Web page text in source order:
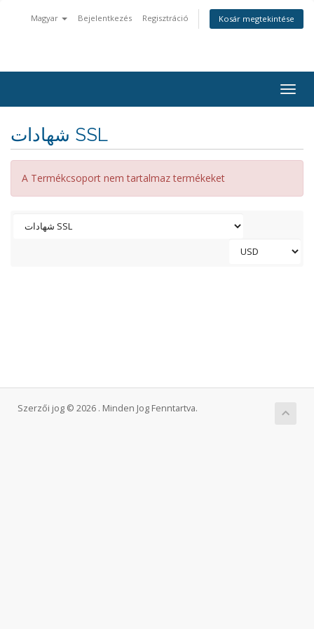
Magyar Bejelentkezés Regisztráció Kosár megtekintése
شهادات SSL
A Termékcsoport nem tartalmaz termékeket
Szerzői jog © 2026 . Minden Jog Fenntartva.